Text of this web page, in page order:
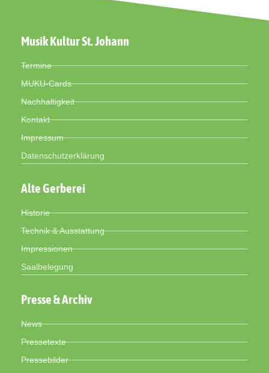
Musik Kultur St. Johann
Termine
MUKU-Cards
Nachhaltigkeit
Kontakt
Impressum
Datenschutzerklärung
Alte Gerberei
Historie
Technik & Ausstattung
Impressionen
Saalbelegung
Presse & Archiv
News
Pressetexte
Pressebilder